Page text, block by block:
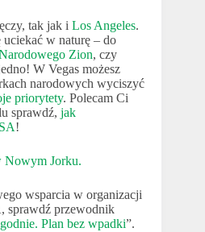
tak jak i Los Angeles.
uciekać w naturę – do
Zion, czy
W Vegas możesz
narodowych wyciszyć
priorytety. Polecam Ci
sprawdź, jak
!
Nowym Jorku.
wsparcia w organizacji
sprawdź przewodnik
Plan bez wpadki”.